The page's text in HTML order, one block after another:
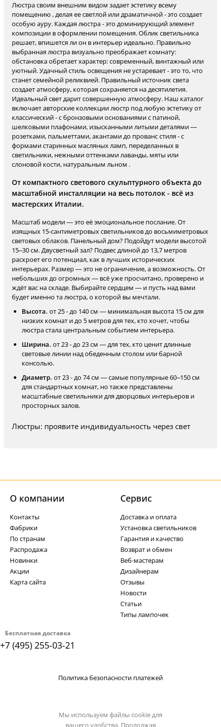
Люстра своим внешним видом задает эстетику всему
помещению , делая ее светлой или драматичной - это создает
особую ауру. Каждая люстра - это доминирующий элемент
композиции в оформлении помещения. Облик светильника
решает, впишется ли он в интерьер идеально. Правильно
выбранная люстра визуально преображает комнату:
обстановка обретает характер: современный, винтажный или
уютный. Удачный стиль освещения не устаревает - это то, что
станет семейной реликвией. Правильный источник света
создает атмосферу, которая сохраняется на десятилетия.
Идеальный свет дарит совершенную атмосферу. Наш каталог
включает авторские коллекции люстр под любую эстетику от
классический - с бронзовыми основаниями с патиной,
шелковыми плафонами, изысканными литыми деталями —
розетками, пальметтами, акантами до прованс стиля - с
формами старинных масляных ламп, переделанных в
светильники, нежными оттенками лаванды, мяты или
слоновой кости, натуральным льном .
От компактного светового скульптурного объекта до
масштабной инсталляции на весь потолок - всё из
мастерских Италии.
Масштаб модели — это её эмоциональное послание. От
изящных 15-сантиметровых светильников до восьмиметровых
световых облаков. Панельный дом? Подойдут модели высотой
15–30 см. Двусветный зал? Подвес длиной до 13,7 метров
раскроет его потенциал, как в лучших исторических
интерьерах. Размер — это не ограничение, а возможность. От
небольших до огромных — всё уже просчитано, проверено и
ждёт вас на складе. Выбирайте сердцем — и пусть над вами
будет именно та люстра, о которой вы мечтали.
Высота. от 25 - до 140 см — минимальная высота 15 см для
низких комнат и до 5 метров для тех, кто хочет, чтобы
люстра стала центральным событием интерьера.
Ширина. от 23 - до 23 см — для тех, кто ценит длинные
световые линии над обеденным столом или барной
консолью.
Диаметр. от 23 - до 74 см — самые популярные 60–150 см
для стандартных комнат, но также представлены
масштабные светильники для дворцовых интерьеров и
просторных залов.
Люстры: проявите индивидуальность через свет
Бесплатная доставка
+7 (495) 255-03-21
О компании
Контакты
Фабрики
По странам
Распродажа
Новинки
Акции
Карта сайта
Cервис
Доставка и оплата
Установка светильников
Гарантия и качество
Возврат и обмен
Веб-мастерам
Дизайнерам
Отзывы
Новости
Статьи
Типы лампочек
Политика безопасности платежей
Мы используем файлы cookie для
вашего удобства. Продолжая